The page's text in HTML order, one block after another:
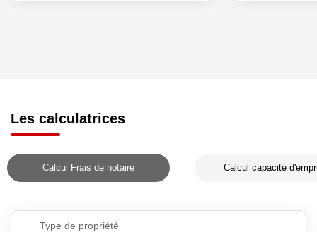
Les calculatrices
Calcul Frais de notaire Calcul capacité